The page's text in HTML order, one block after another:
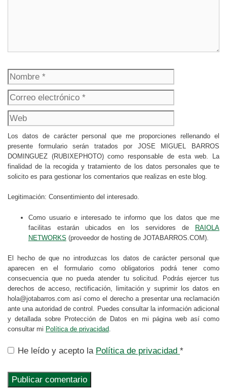
Nombre
electrónico
Los datos de carácter personal que me proporciones rellenando el
presente formulario serán tratados por JOSE MIGUEL BARROS
DOMINGUEZ (RUBIXEPHOTO) como responsable de esta web. La
finalidad de la recogida y tratamiento de los datos personales que te
solicito es para gestionar los comentarios que realizas en este blog.
Legitimación: Consentimiento del interesado.
Como usuario e interesado te informo que los datos que me
facilitas estarán ubicados en los servidores de RAIOLA
NETWORKS (proveedor de hosting de JOTABARROS.COM).
El hecho de que no introduzcas los datos de carácter personal que
aparecen en el formulario como obligatorios podrá tener como
consecuencia que no pueda atender tu solicitud. Podrás ejercer tus
derechos de acceso, rectificación, limitación y suprimir los datos en
hola@jotabarros.com así como el derecho a presentar una reclamación
ante una autoridad de control. Puedes consultar la información adicional
y detallada sobre Protección de Datos en mi página web así como
consultar mi Política de privacidad.
He leído y acepto la Política de privacidad *